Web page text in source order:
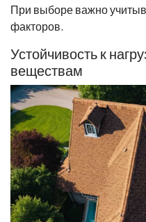
При выборе важно
факторов.
Устойчивость к
веществам